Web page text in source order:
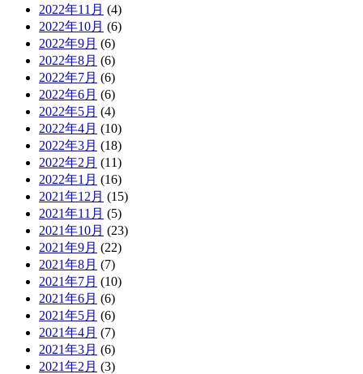
2022年11月 (4)
2022年10月 (6)
2022年9月 (6)
2022年8月 (6)
2022年7月 (6)
2022年6月 (6)
2022年5月 (4)
2022年4月 (10)
2022年3月 (18)
2022年2月 (11)
2022年1月 (16)
2021年12月 (15)
2021年11月 (5)
2021年10月 (23)
2021年9月 (22)
2021年8月 (7)
2021年7月 (10)
2021年6月 (6)
2021年5月 (6)
2021年4月 (7)
2021年3月 (6)
2021年2月 (3)